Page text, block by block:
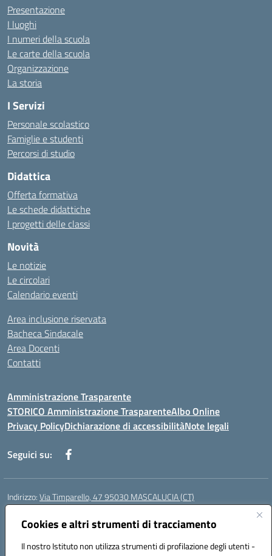
Cookies e altri strumenti di tracciamento
Il nostro Istituto non utilizza strumenti di profilazione degli utenti -
Presentazione
I luoghi
I numeri della scuola
Le carte della scuola
Organizzazione
La storia
I Servizi
Personale scolastico
Famiglie e studenti
Percorsi di studio
Didattica
Offerta formativa
Le schede didattiche
I progetti delle classi
Novità
Le notizie
Le circolari
Calendario eventi
Area inclusione riservata
Bacheca Sindacale
Area Docenti
Contatti
Amministrazione Trasparente
STORICO Amministrazione TrasparenteAlbo Online
Privacy PolicyDichiarazione di accessibilitàNote legali
Seguici su:
Indirizzo:Via Timparello, 47 95030 MASCALUCIA (CT)
Centralino:
Posta elettronica certificata (PEC):ctic8bc002@pec.istruzione.it
Codice fiscale: 93238350875